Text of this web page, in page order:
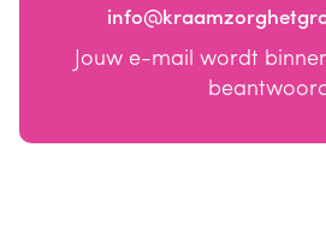
Jouw e-mail wordt